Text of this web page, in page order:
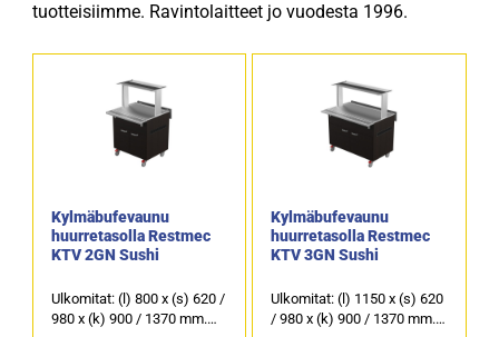
tuotteisiimme. Ravintolaitteet jo vuodesta 1996.
Kylmäbufevaunu
huurretasolla Restmec
KTV 2GN Sushi
Ulkomitat: (l) 800 x (s) 620 /
980 x (k) 900 / 1370 mm.
Kylmäbufevaunu
huurretasolla Restmec
KTV 3GN Sushi
Ulkomitat: (l) 1150 x (s) 620
/ 980 x (k) 900 / 1370 mm.